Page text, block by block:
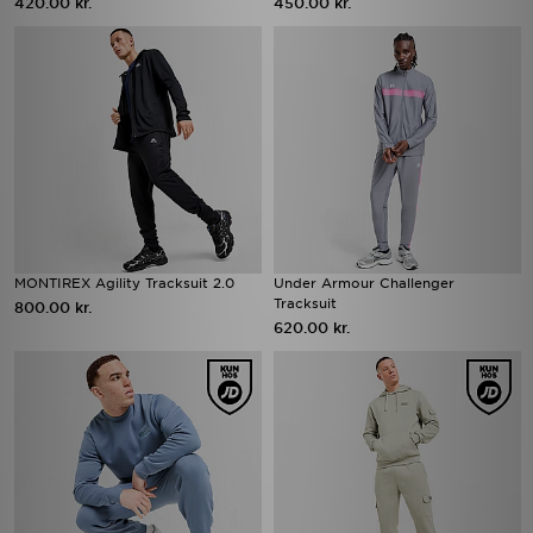
MONTIREX Agility Tracksuit 2.0
800.00 kr.
Under Armour Challenger
Tracksuit
620.00 kr.